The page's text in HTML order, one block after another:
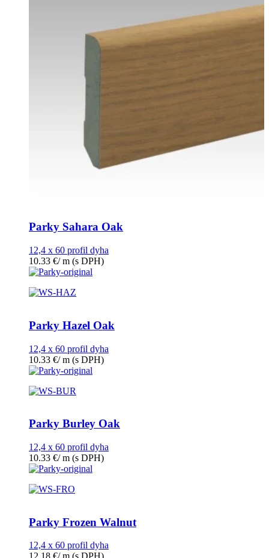
Parky Sahara Oak
12,4 x 60 profil dyha
10.33 €/ m (s DPH)
Parky Hazel Oak
12,4 x 60 profil dyha
10.33 €/ m (s DPH)
Parky Burley Oak
12,4 x 60 profil dyha
10.33 €/ m (s DPH)
Parky Frozen Walnut
12,4 x 60 profil dyha